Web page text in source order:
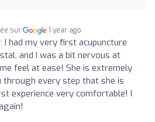
sur 1 year ago
I had my very first acupuncture
and I was a bit nervous at
feel at ease! She is extremely
every step that she is
experience very comfortable! I